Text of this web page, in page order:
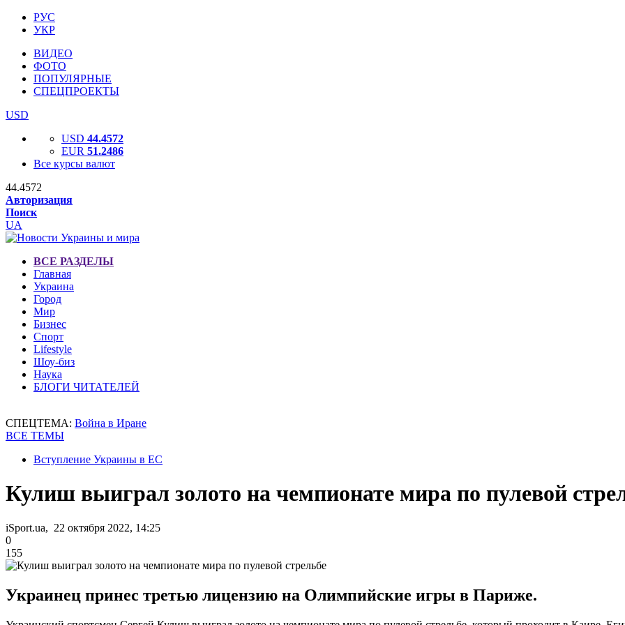
РУС
УКР
ВИДЕО
ФОТО
ПОПУЛЯРНЫЕ
СПЕЦПРОЕКТЫ
USD
USD 44.4572
EUR 51.2486
Все курсы валют
44.4572
Авторизация
Поиск
UA
ВСЕ РАЗДЕЛЫ
Главная
Украина
Город
Мир
Бизнес
Спорт
Lifestyle
Шоу-биз
Наука
БЛОГИ ЧИТАТЕЛЕЙ
СПЕЦТЕМА: Война в Иране
ВСЕ ТЕМЫ
Вступление Украины в ЕС
Кулиш выиграл золото на чемпионате мира по пулевой
iSport.ua, 22 октября 2022, 14:25
0
155
Украинец принес третью лицензию на Олимпийские игры в Париже.